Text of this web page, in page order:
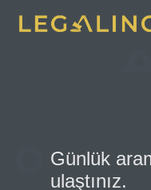
Günlük
ulaştınız.